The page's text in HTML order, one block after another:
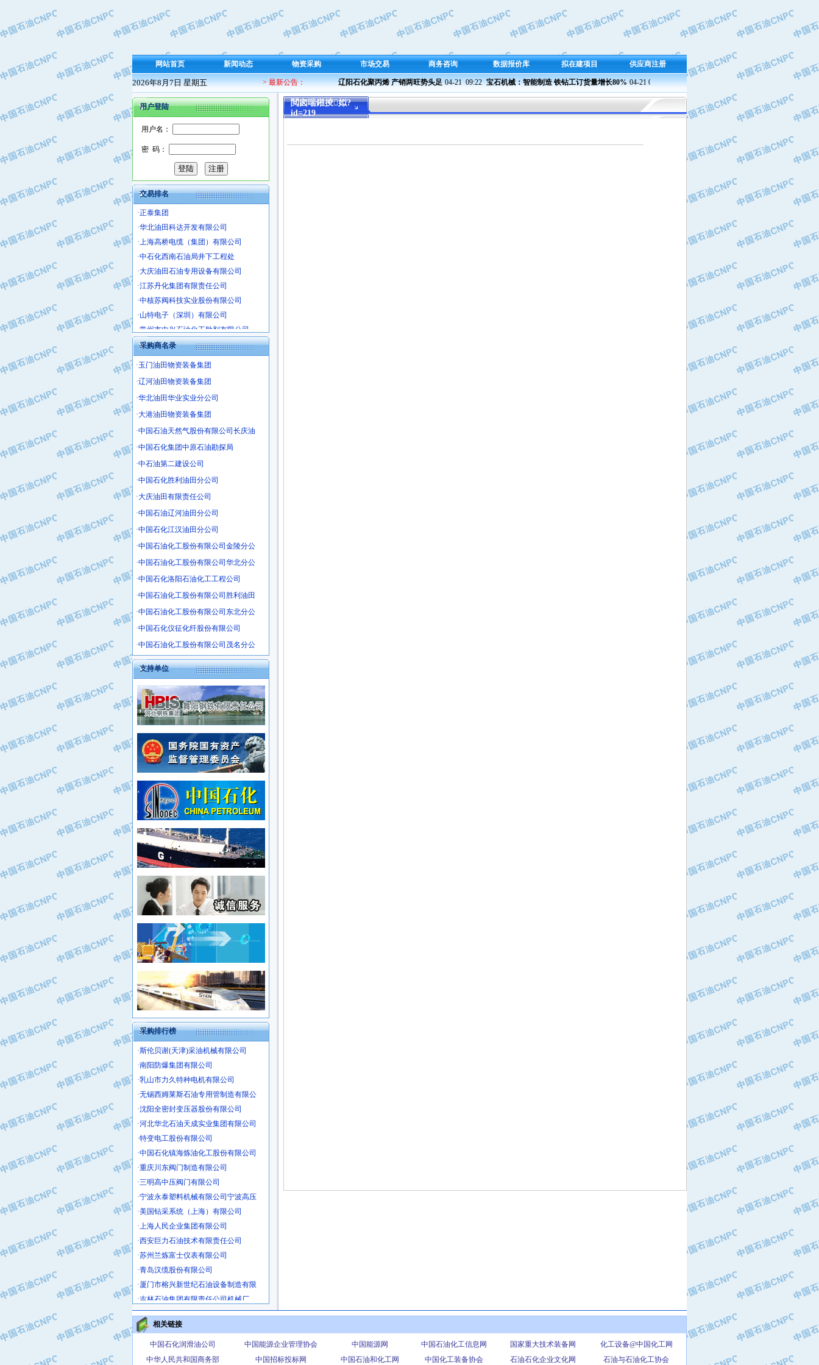
网站首页 新闻动态 物资采购 市场交易 商务咨询 数据报价库 拟在建项目 供应商注册
2026年8月7日 星期五 > 最新公告： 辽阳石化聚丙烯 产销两旺势头足 04-21  09:22 宝石机械：智能制造 铁钻工订货量增长80% 04-21 09:23 兰州石化成功产出新国标半精炼石蜡 04-21 09:37
用户登陆
用户名：
密 码：
交易排名
·保定北奥石油物探特种车辆制造有限
·盘锦辽河油田天意石油装备有限公司
·沧州市电气控制设备厂
·中船重工中南装备有限责任公司
·南石力天传动件有限公司
·浙江瑞普环境技术有限公司
·华北石油新大禹环保设备有限公司
·河北翼凌机械制造总厂
·萍乡市庞泰化工填料有限公司
·上海宝钢商贸有限公司
·辽河石油勘探局总机械厂
·正泰集团
·华北油田科达开发有限公司
·上海高桥电缆（集团）有限公司
·中石化西南石油局井下工程处
·大庆油田石油专用设备有限公司
·江苏丹化集团有限责任公司
·中核苏阀科技实业股份有限公司
·山特电子（深圳）有限公司
·常州市中兴石油化工助剂有限公司
·姜堰市三联助剂有限公司
·四川中光高技术研究所有限责任公司
·江苏天安防雷工程有限责任公司
·山东东营胜利工业园区
·上海鼓风机厂有限公司
·中核苏阀科技实业股份有限公司
·济南柴油机股份有限公司
·上海科瑞曼士德电源系统集成有限公
·东方合金铸造厂
·保定北奥石油物探特种车辆制造有限
·盘锦辽河油田天意石油装备有限公司
·中船重工中南装备有限责任公司
·南石力天传动件有限公司
·浙江瑞普环境技术有限公司
·华北石油新大禹环保设备有限公司
·河北翼凌机械制造总厂
·萍乡市庞泰化工填料有限公司
·实华(天津)国际贸易有限公司
·上海宝钢商贸有限公司
·辽河石油勘探局总机械厂
·正泰集团
·华北油田科达开发有限公司
·中石化西南石油局井下工程处
·大庆油田石油专用设备有限公司
·江苏丹化集团有限责任公司
·中核苏阀科技实业股份有限公司
·山特电子（深圳）有限公司
·常州市中兴石油化工助剂有限公司
·姜堰市三联助剂有限公司
·四川中光高技术研究所有限责任公司
·江苏天安防雷工程有限责任公司
·山东东营胜利工业园区
·自贡五洲防腐安装有限公司
采购商名录
·玉门油田物资装备集团
·辽河油田物资装备集团
·华北油田华业实业分公司
·大港油田物资装备集团
·中国石油天然气股份有限公司长庆油
·中国石化集团中原石油勘探局
·中石油第二建设公司
·中国石化胜利油田分公司
·大庆油田有限责任公司
·中国石油辽河油田分公司
·中国石化江汉油田分公司
·中国石油化工股份有限公司金陵分公
·中国石油化工股份有限公司华北分公
·中国石化洛阳石油化工工程公司
·中国石油化工股份有限公司胜利油田
·中国石油化工股份有限公司东北分公
·中国石化仪征化纤股份有限公司
·中国石油化工股份有限公司茂名分公
支持单位
采购排行榜
·中国石化茂名石化分公司
·中国石油大港油田分公司
·中油油气勘探软件国家工程研究中心
·西安长庆钻宇集团咸阳石化有限公司
·新疆新冠控制系统工程有限公司
·新疆安维消防设施器材有限公司
·华北石油津工机械制造有限公司
·中国石化茂名石化分公司
·上海山武控制仪表有限公司
·上海赛科石油化工有限责任公司
·河北卓唯钢管制造有限公司
·上海高桥石化
·中国石化扬子石油化工股份有限公司
·中国石化上海石油化工股份有限公司
·中国石油长庆油田分公司
·中国石油宁夏石化分公司
·山东墨龙石油机械股份有限公司
·大庆油田物资集团
·斯伦贝谢(天津)采油机械有限公司
·南阳防爆集团有限公司
·乳山市力久特种电机有限公司
·无锡西姆莱斯石油专用管制造有限公
·沈阳全密封变压器股份有限公司
·河北华北石油天成实业集团有限公司
·特变电工股份有限公司
·中国石化镇海炼油化工股份有限公司
·重庆川东阀门制造有限公司
·三明高中压阀门有限公司
·宁波永泰塑料机械有限公司宁波高压
·美国钻采系统（上海）有限公司
·上海人民企业集团有限公司
·西安巨力石油技术有限责任公司
·苏州兰炼富士仪表有限公司
·青岛汉缆股份有限公司
·厦门市榕兴新世纪石油设备制造有限
·吉林石油集团有限责任公司机械厂
·大港油田集团中成机械制造有限公司
·承德司达石油装备开发公司
·大港油田集团中成机械制造有限公司
·四川明星电缆有限公司
·中国石油大庆石油化工总厂
閲囪喘鎺掕姒?
id=219
相关链接
中国石化润滑油公司 中国能源企业管理协会 中国能源网 中国石油化工信息网 国家重大技术装备网
化工设备@中国化工网
中华人民共和国商务部
中国招标投标网 中国石油和化工网 中国化工装备协会 石油石化企业文化网 石油与石油化工协会